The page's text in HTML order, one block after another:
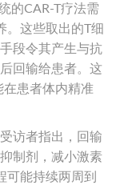
的CAR-T疗法需
。这些取出的T细
段令其产生与抗
回输给患者。这
在患者体内精准
访者指出，回输
制剂，减小激素
可能持续两周到